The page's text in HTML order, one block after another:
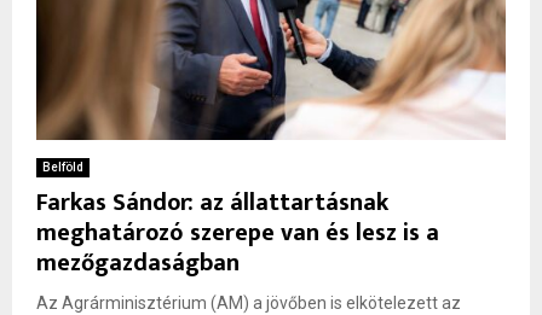
Belföld
Farkas Sándor: az állattartásnak
meghatározó szerepe van és lesz is a
mezőgazdaságban
Az Agrárminisztérium (AM) a jövőben is elkötelezett az